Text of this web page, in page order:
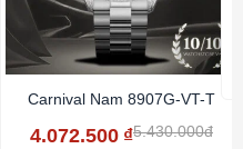
Carnival Nam 8907G-VT-T
4.072.500 ₫5.430.000đ